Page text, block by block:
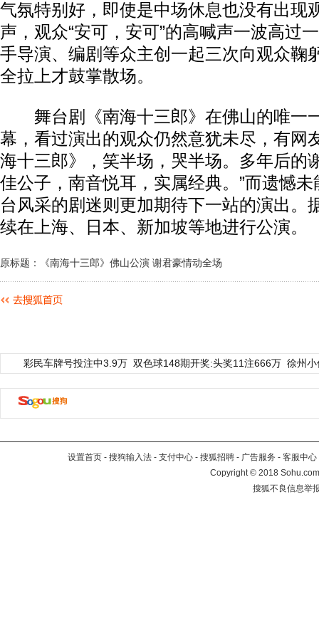
气氛特别好，即使是中场休息也没有出现
声，观众“安可，安可”的高喊声一波高过
手导演、编剧等众主创一起三次向观众鞠
全拉上才鼓掌散场。
舞台剧《南海十三郎》在佛山的唯一
幕，看过演出的观众仍然意犹未尽，有网
海十三郎》，笑半场，哭半场。多年后的
佳公子，南音悦耳，实属经典。”而遗憾
台风采的剧迷则更加期待下一站的演出。
续在上海、日本、新加坡等地进行公演。
原标题：《南海十三郎》佛山公演 谢君豪情动全场
彩民车牌号投注中3.9万 双色球148期开奖:头奖11注666万 徐州
设置首页 - 搜狗输入法 - 支付中心 - 搜狐招聘 - 广告服务 - 客服中心
Copyright©2018
搜狐不良信息举